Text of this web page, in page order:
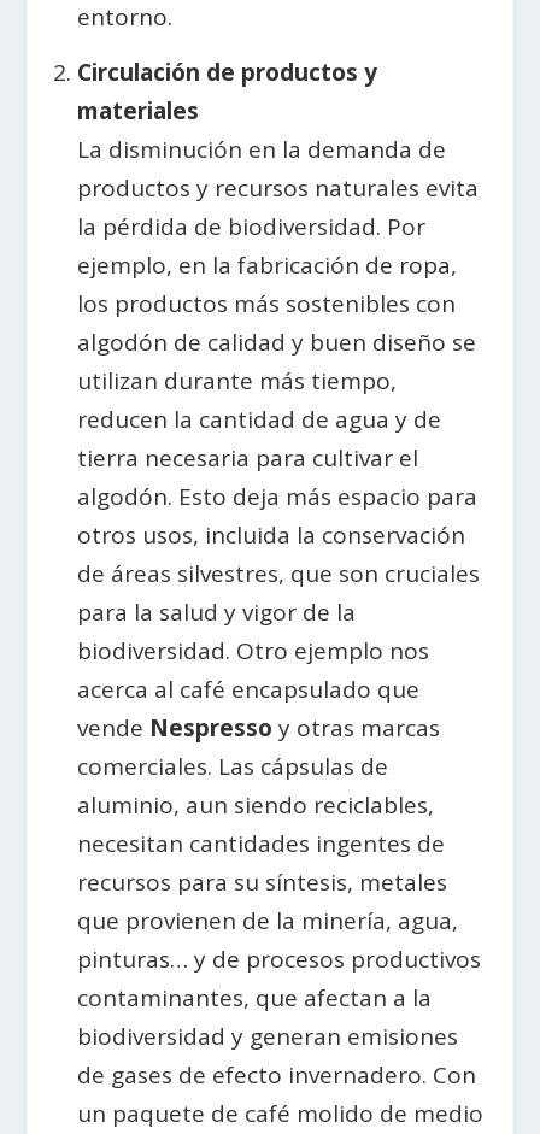
entorno.
Circulación de productos y
materiales
La disminución en la demanda de
productos y recursos naturales evita
la pérdida de biodiversidad. Por
ejemplo, en la fabricación de ropa,
los productos más sostenibles con
algodón de calidad y buen diseño se
utilizan durante más tiempo,
reducen la cantidad de agua y de
tierra necesaria para cultivar el
algodón. Esto deja más espacio para
otros usos, incluida la conservación
de áreas silvestres, que son cruciales
para la salud y vigor de la
biodiversidad. Otro ejemplo nos
acerca al café encapsulado que
vende Nespresso y otras marcas
comerciales. Las cápsulas de
aluminio, aun siendo reciclables,
necesitan cantidades ingentes de
recursos para su síntesis, metales
que provienen de la minería, agua,
pinturas… y de procesos productivos
contaminantes, que afectan a la
biodiversidad y generan emisiones
de gases de efecto invernadero. Con
un paquete de café molido de medio